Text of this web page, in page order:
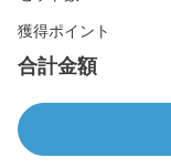
獲得ポイント
合計金額